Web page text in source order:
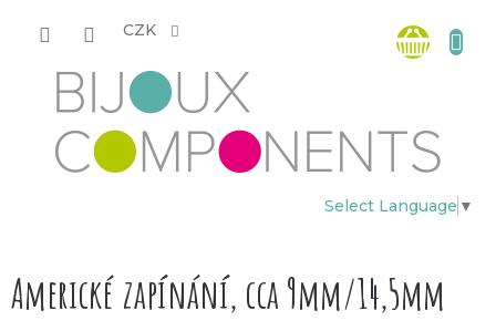
CZK
Select Language ▼
košík
Americké zapínání, cca 9mm/14,5mm